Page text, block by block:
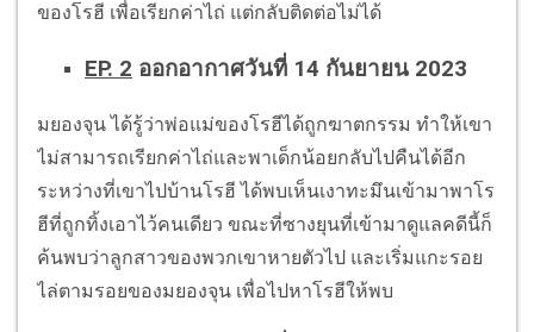
ของโรฮี เพื่อเรียกค่าไถ่ แต่กลับติดต่อไม่ได้
EP. 2 ออกอากาศวันที่ 14 กันยายน 2023
มยองจุน ได้รู้ว่าพ่อแม่ของโรฮีได้ถูกฆาตกรรม ทำให้เขา
ไม่สามารถเรียกค่าไถ่และพาเด็กน้อยกลับไปคืนได้อีก
ระหว่างที่เขาไปบ้านโรฮี ได้พบเห็นเงาทะมึนเข้ามาพาโร
ฮีที่ถูกทิ้งเอาไว้คนเดียว ขณะที่ซางยุนที่เข้ามาดูแลคดีนี้ก็
ค้นพบว่าลูกสาวของพวกเขาหายตัวไป และเริ่มแกะรอย
ไล่ตามรอยของมยองจุน เพื่อไปหาโรฮีให้พบ